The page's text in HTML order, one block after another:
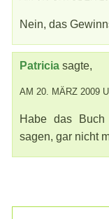
Nein, das
Patricia sagte,
AM 20. MÄRZ 2009
Habe das
sagen, gar nicht